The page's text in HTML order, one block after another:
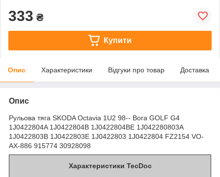
333 ₴
Купити
Опис Характеристики Відгуки про товар Доставка
Опис
Рульова тяга SKODA Octavia 1U2 98-- Bora GOLF G4
1J0422804A 1J0422804B 1J0422804BE 1J042280803A
1J0422803B 1J0422803E 1J0422803 1J0422804 FZ2154 VO-
AX-886 915774 30928098
Характеристики TecDoc